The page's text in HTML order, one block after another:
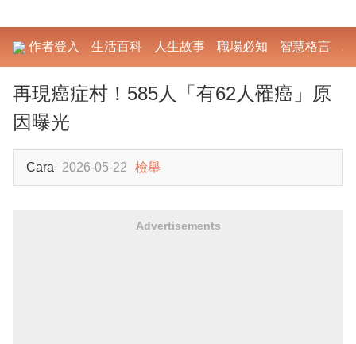
作者登入 生活百科 人生故事 職場必知 智慧格言
再現癌症村！585人「有62人罹癌」原
因曝光
Cara 2026-05-22 檢舉
Advertisements